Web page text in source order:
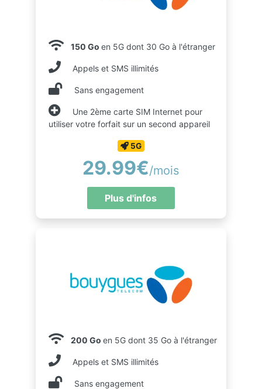
150 Go en 5G dont 30 Go à l'étranger
Appels et SMS illimités
Sans engagement
Une 2ème carte SIM Internet pour
utiliser votre forfait sur un second appareil
5G
29.99€/mois
Plus d'infos
200 Go en 5G dont 35 Go à l'étranger
Appels et SMS illimités
Sans engagement